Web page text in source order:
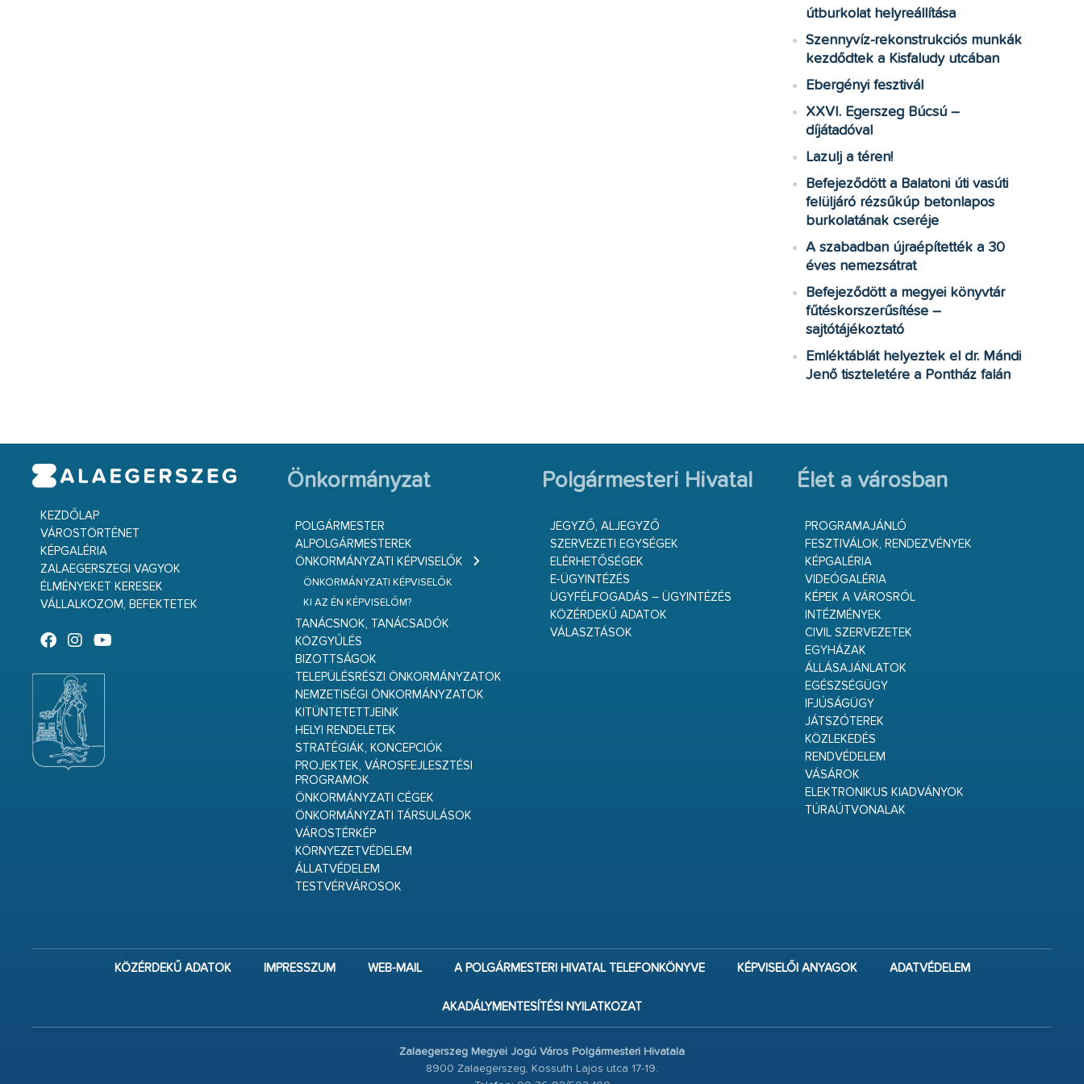
útburkolat helyreállítása
Szennyvíz-rekonstrukciós munkák
kezdődtek a Kisfaludy utcában
Ebergényi fesztivál
XXVI. Egerszeg Búcsú –
díjátadóval
Lazulj a téren!
Befejeződött a Balatoni úti vasúti
felüljáró rézsűkúp betonlapos
burkolatának cseréje
A szabadban újraépítették a 30
éves nemezsátrat
Befejeződött a megyei könyvtár
fűtéskorszerűsítése –
sajtótájékoztató
Emléktáblát helyeztek el dr. Mándi
Jenő tiszteletére a Pontház falán
KEZDŐLAP
VÁROSTÖRTÉNET
KÉPGALÉRIA
ZALAEGERSZEGI VAGYOK
ÉLMÉNYEKET KERESEK
VÁLLALKOZOM, BEFEKTETEK
Önkormányzat
POLGÁRMESTER
ALPOLGÁRMESTEREK
ÖNKORMÁNYZATI KÉPVISELŐK
ÖNKORMÁNYZATI KÉPVISELŐK
KI AZ ÉN KÉPVISELŐM?
TANÁCSNOK, TANÁCSADÓK
KÖZGYŰLÉS
BIZOTTSÁGOK
TELEPÜLÉSRÉSZI ÖNKORMÁNYZATOK
NEMZETISÉGI ÖNKORMÁNYZATOK
KITÜNTETETTJEINK
HELYI RENDELETEK
STRATÉGIÁK, KONCEPCIÓK
PROJEKTEK, VÁROSFEJLESZTÉSI
PROGRAMOK
ÖNKORMÁNYZATI CÉGEK
ÖNKORMÁNYZATI TÁRSULÁSOK
VÁROSTÉRKÉP
KÖRNYEZETVÉDELEM
ÁLLATVÉDELEM
TESTVÉRVÁROSOK
Polgármesteri Hivatal
JEGYZŐ, ALJEGYZŐ
SZERVEZETI EGYSÉGEK
ELÉRHETŐSÉGEK
E-ÜGYINTÉZÉS
ÜGYFÉLFOGADÁS – ÜGYINTÉZÉS
KÖZÉRDEKŰ ADATOK
VÁLASZTÁSOK
Élet a városban
PROGRAMAJÁNLÓ
FESZTIVÁLOK, RENDEZVÉNYEK
KÉPGALÉRIA
VIDEÓGALÉRIA
KÉPEK A VÁROSRÓL
INTÉZMÉNYEK
CIVIL SZERVEZETEK
EGYHÁZAK
ÁLLÁSAJÁNLATOK
EGÉSZSÉGÜGY
IFJÚSÁGÜGY
JÁTSZÓTEREK
KÖZLEKEDÉS
RENDVÉDELEM
VÁSÁROK
ELEKTRONIKUS KIADVÁNYOK
TÚRAÚTVONALAK
KÖZÉRDEKŰ ADATOK IMPRESSZUM WEB-MAIL A POLGÁRMESTERI HIVATAL TELEFONKÖNYVE KÉPVISELŐI ANYAGOK ADATVÉDELEM
AKADÁLYMENTESÍTÉSI NYILATKOZAT
Zalaegerszeg Megyei Jogú Város Polgármesteri Hivatala
8900 Zalaegerszeg, Kossuth Lajos utca 17-19.